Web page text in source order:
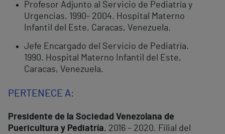
Profesor Adjunto al Servicio de Pediatría y
Urgencias. 1990- 2004. Hospital Materno
Infantil del Este, Caracas, Venezuela.
Jefe Encargado del Servicio de Pediatría.
1990. Hospital Materno Infantil del Este,
Caracas, Venezuela.
PERTENECE A:
Presidente de la Sociedad Venezolana de
Puericultura y Pediatría. 2016 – 2020. Filial del